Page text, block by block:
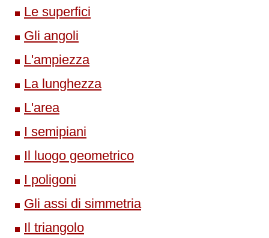
Le superfici
Gli angoli
L'ampiezza
La lunghezza
L'area
I semipiani
Il luogo geometrico
I poligoni
Gli assi di simmetria
Il triangolo